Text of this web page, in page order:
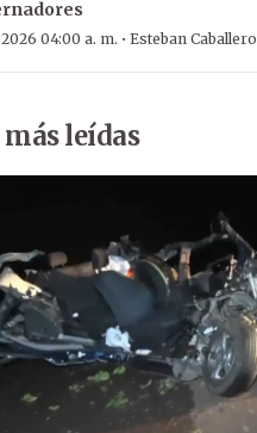
04:00 a. m. · Esteban Caballero
leídas